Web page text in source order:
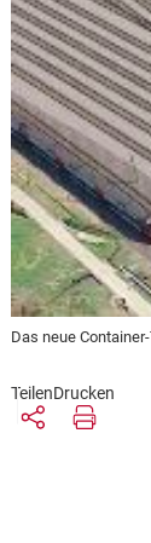
Start-Up-Check
Thema des
Dossier:
Dossier: ETCS
Dossier:
Das neue
TeilenDrucken